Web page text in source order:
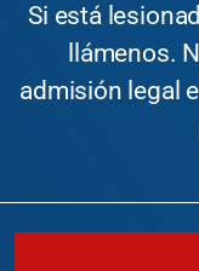
Si está
llámenos.
admisión legal